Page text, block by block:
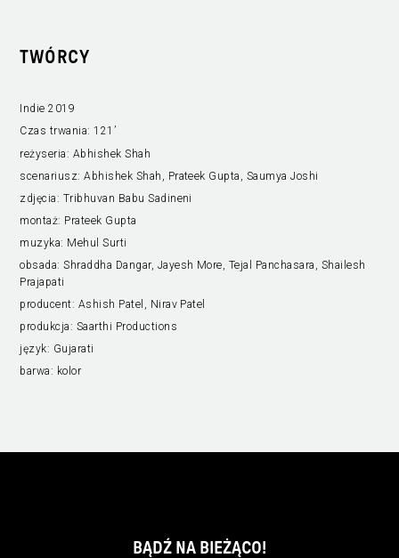
TWÓRCY
Indie 2019
Czas trwania: 121’
reżyseria: Abhishek Shah
scenariusz:Abhishek Shah, Prateek Gupta, Saumya Joshi
zdjęcia: Tribhuvan Babu Sadineni
montaż: Prateek Gupta
muzyka: Mehul Surti
obsada:Shraddha Dangar, Jayesh More, Tejal Panchasara, Shailesh
Prajapati
producent: Ashish Patel, Nirav Patel
produkcja: Saarthi Productions
język: Gujarati
barwa: kolor
BĄDŹ NA BIEŻĄCO!